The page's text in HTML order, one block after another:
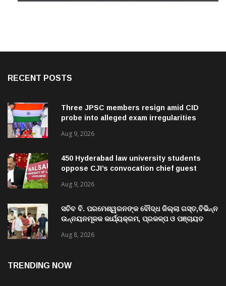
RECENT POSTS
Three JPSC members resign amid CID
probe into alleged exam irregularities
Aug 9, 2026
450 Hyderabad law university students
oppose CJI’s convocation chief guest
Aug 9, 2026
ସଚିବ ବି. ପରମେଶ୍ୱରନଙ୍କ ବୌଦ୍ଧ ଜିଲ୍ଲା ଗସ୍ତ,ବିଭିନ୍ନ
ଉନ୍ନୟନମୂଳକ କାର୍ଯ୍ୟକ୍ରମ, ପ୍ରକଳ୍ପ ଓ ପଞ୍ଚାୟତ
Aug 8, 2026
TRENDING NOW